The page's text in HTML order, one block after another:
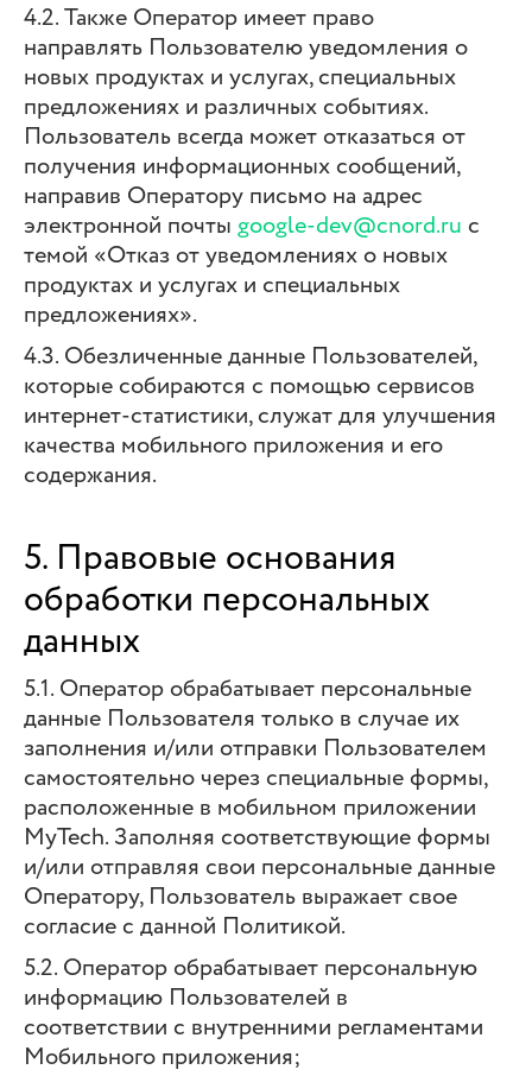
4.2. Также Оператор имеет право
направлять Пользователю уведомления о
новых продуктах и услугах, специальных
предложениях и различных событиях.
Пользователь всегда может отказаться от
получения информационных сообщений,
направив Оператору письмо на адрес
электронной почты google-dev@cnord.ru с
темой «Отказ от уведомлениях о новых
продуктах и услугах и специальных
предложениях».
4.3. Обезличенные данные Пользователей,
которые собираются с помощью сервисов
интернет-статистики, служат для улучшения
качества мобильного приложения и его
содержания.
5. Правовые основания
обработки персональных
данных
5.1. Оператор обрабатывает персональные
данные Пользователя только в случае их
заполнения и/или отправки Пользователем
самостоятельно через специальные формы,
расположенные в мобильном приложении
MyTech. Заполняя соответствующие формы
и/или отправляя свои персональные данные
Оператору, Пользователь выражает свое
согласие с данной Политикой.
5.2. Оператор обрабатывает персональную
информацию Пользователей в
соответствии с внутренними регламентами
Мобильного приложения;